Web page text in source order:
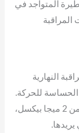
المتواجد في
النهارية
الحساسة للحركة.
تبدأ جودة الكاميرات المخفية في شركتنا من 2 ميجا بيكسل،